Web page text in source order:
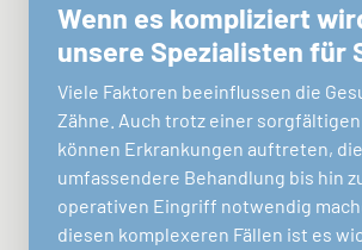
Wenn es kompliziert
unsere Spezialisten für
Viele Faktoren beeinflussen die
Zähne. Auch trotz einer
können Erkrankungen auftreten,
umfassendere Behandlung bis hin
operativen Eingriff notwendig
diesen komplexeren Fällen ist es